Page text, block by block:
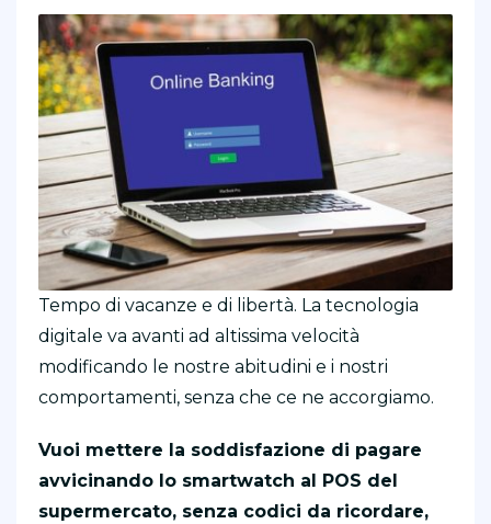
Tempo di vacanze e di libertà. La tecnologia
digitale va avanti ad altissima velocità
modificando le nostre abitudini e i nostri
comportamenti, senza che ce ne accorgiamo.
Vuoi mettere la soddisfazione di pagare
avvicinando lo smartwatch al POS del
supermercato, senza codici da ricordare,